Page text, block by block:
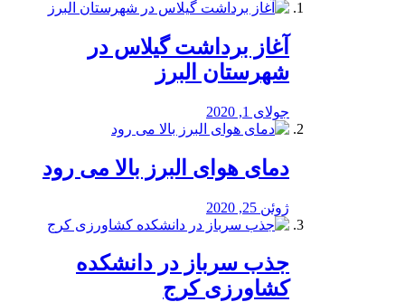
آغاز برداشت گیلاس در
شهرستان البرز
جولای 1, 2020
دمای هوای البرز بالا می رود
ژوئن 25, 2020
جذب سرباز در دانشکده
کشاورزی کرج